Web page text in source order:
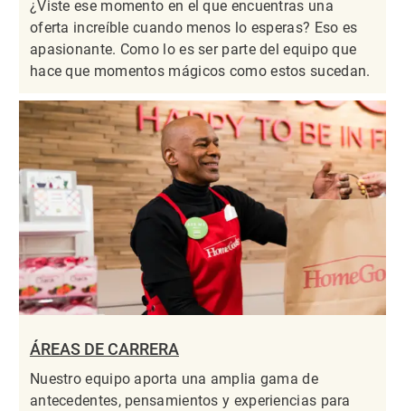
¿Viste ese momento en el que encuentras una
oferta increíble cuando menos lo esperas? Eso es
apasionante. Como lo es ser parte del equipo que
hace que momentos mágicos como estos sucedan.
ÁREAS DE CARRERA
Nuestro equipo aporta una amplia gama de
antecedentes, pensamientos y experiencias para